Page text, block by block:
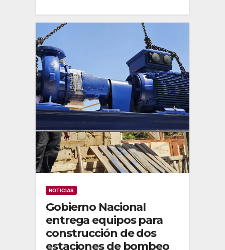
NOTICIAS
Gobierno Nacional
entrega equipos para
construcción de dos
estaciones de bombeo